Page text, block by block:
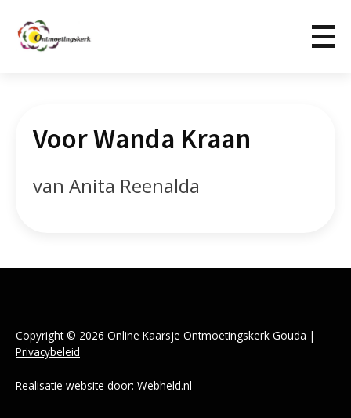
Voor Wanda Kraan
van Anita Reenalda
Copyright © 2026 Online Kaarsje Ontmoetingskerk Gouda |
Privacybeleid
Realisatie website door: Webheld.nl